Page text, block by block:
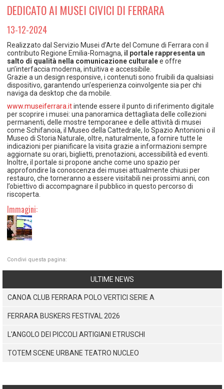
Coordinamento Provinciale Ferrarese Informagiovani
DEDICATO AI MUSEI CIVICI DI FERRARA
13-12-2024
Realizzato dal Servizio Musei d’Arte del Comune di Ferrara con il
contributo Regione Emilia-Romagna, il portale rappresenta un
salto di qualità nella comunicazione culturalee offre
un’interfaccia moderna, intuitiva e accessibile.
Grazie a un design responsive, i contenuti sono fruibili da qualsiasi
dispositivo, garantendo un’esperienza coinvolgente sia per chi
naviga da desktop che da mobile.
www.museiferrara.itintende essere il punto di riferimento digitale
per scoprire i musei: una panoramica dettagliata delle collezioni
permanenti, delle mostre temporanee e delle attività di musei
come Schifanoia, il Museo della Cattedrale, lo Spazio Antonioni o il
Museo di Storia Naturale, oltre, naturalmente, a fornire tutte le
indicazioni per pianificare la visita grazie a informazioni sempre
aggiornate su orari, biglietti, prenotazioni, accessibilità ed eventi.
Inoltre, il portale si propone anche come uno spazio per
approfondire la conoscenza dei musei attualmente chiusi per
restauro, che torneranno a essere visitabili nei prossimi anni, con
l’obiettivo di accompagnare il pubblico in questo percorso di
riscoperta.
Immagini:
Condivi questa pagina:
ULTIME NEWS
CANOA CLUB FERRARA POLO VERTICI SERIE A
FERRARA BUSKERS FESTIVAL 2026
L'ANGOLO DEI PICCOLI ARTIGIANI ETRUSCHI
TOTEM SCENE URBANE TEATRO NUCLEO